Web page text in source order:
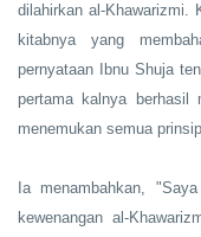
dilahirkan al-Khawarizmi.
kitabnya yang
pernyataan Ibnu Shuja
pertama kalnya berhasil
menemukan semua
Ia menambahkan,
kewenangan al-